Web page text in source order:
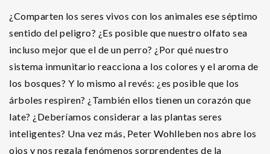
¿Comparten los seres vivos con los animales ese séptimo
sentido del peligro? ¿Es posible que nuestro olfato sea
incluso mejor que el de un perro? ¿Por qué nuestro
sistema inmunitario reacciona a los colores y el aroma de
los bosques? Y lo mismo al revés: ¿es posible que los
árboles respiren? ¿También ellos tienen un corazón que
late? ¿Deberíamos considerar a las plantas seres
inteligentes? Una vez más, Peter Wohlleben nos abre los
ojos y nos regala fenómenos sorprendentes de la